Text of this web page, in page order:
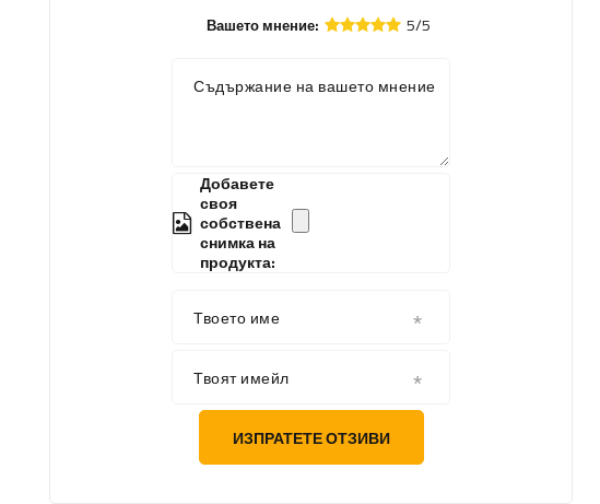
Вашето мнение: 5/5
Съдържание на вашето мнение
Добавете
своя
собствена
снимка на
продукта:
Твоето име
Твоят имейл
ИЗПРАТЕТЕ ОТЗИВИ